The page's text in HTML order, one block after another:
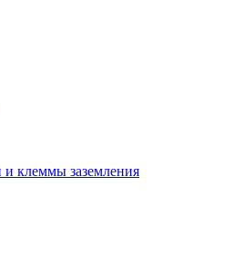
и клеммы заземления